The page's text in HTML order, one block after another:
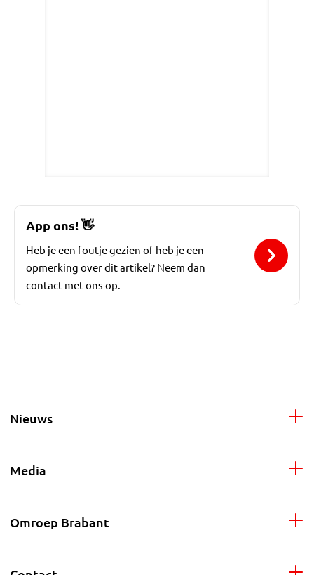
App ons!👋
Heb je een foutje gezien of heb je een
opmerking over dit artikel? Neem dan
contact met ons op.
Nieuws
Media
Omroep Brabant